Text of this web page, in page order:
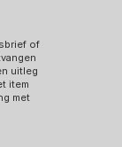
of
uitleg
item
met